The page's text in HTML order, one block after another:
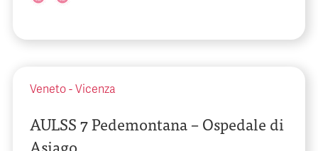
Veneto - Vicenza
AULSS 7 Pedemontana – Ospedale di